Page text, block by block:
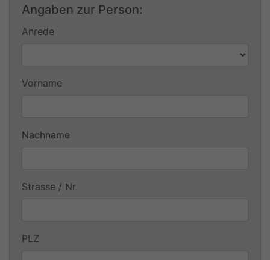
Angaben zur Person:
Anrede
Vorname
Nachname
Strasse / Nr.
PLZ